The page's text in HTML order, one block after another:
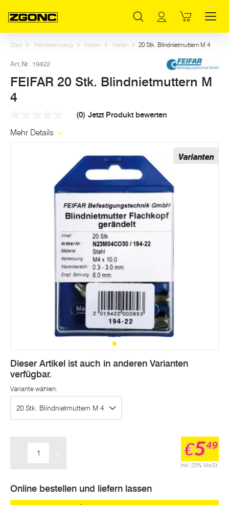
Start Handwerkzeug Nieten Nieten 20 Stk. Blindnietmuttern M 4
Art.Nr. 19422
FEIFAR 20 Stk. Blindnietmuttern M
4
Link
(0) Jetzt Produkt bewerten
Mehr Details
Varianten
Dieser Artikel ist auch in anderen Varianten
verfügbar.
Variante wählen:
20 Stk. Blindnietmuttern M 4
inkl. 20% MwSt.
€549
Online bestellen und liefern lassen